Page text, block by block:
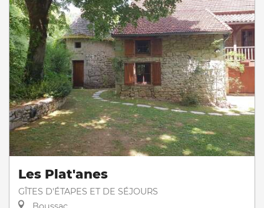
Les Plat'anes
GÎTES D'ÉTAPES ET DE SÉJOURS